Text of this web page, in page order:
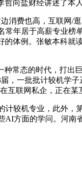
向盐财经讲述了本
费也高，互联网/
年居于高薪专业榜
体例。张敏本科就
态的时代，打出
，一批批计较机学
互联网私企，正在某
机专业，此外，
方面的学问。河南